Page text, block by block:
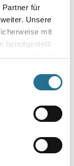
Partner für
Unsere
mit
bereitgestellt